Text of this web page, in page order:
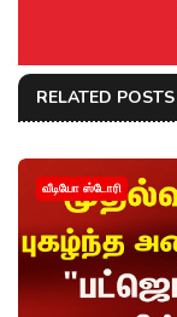
RELATED POSTS
வீடியோ ஸ்டோரி